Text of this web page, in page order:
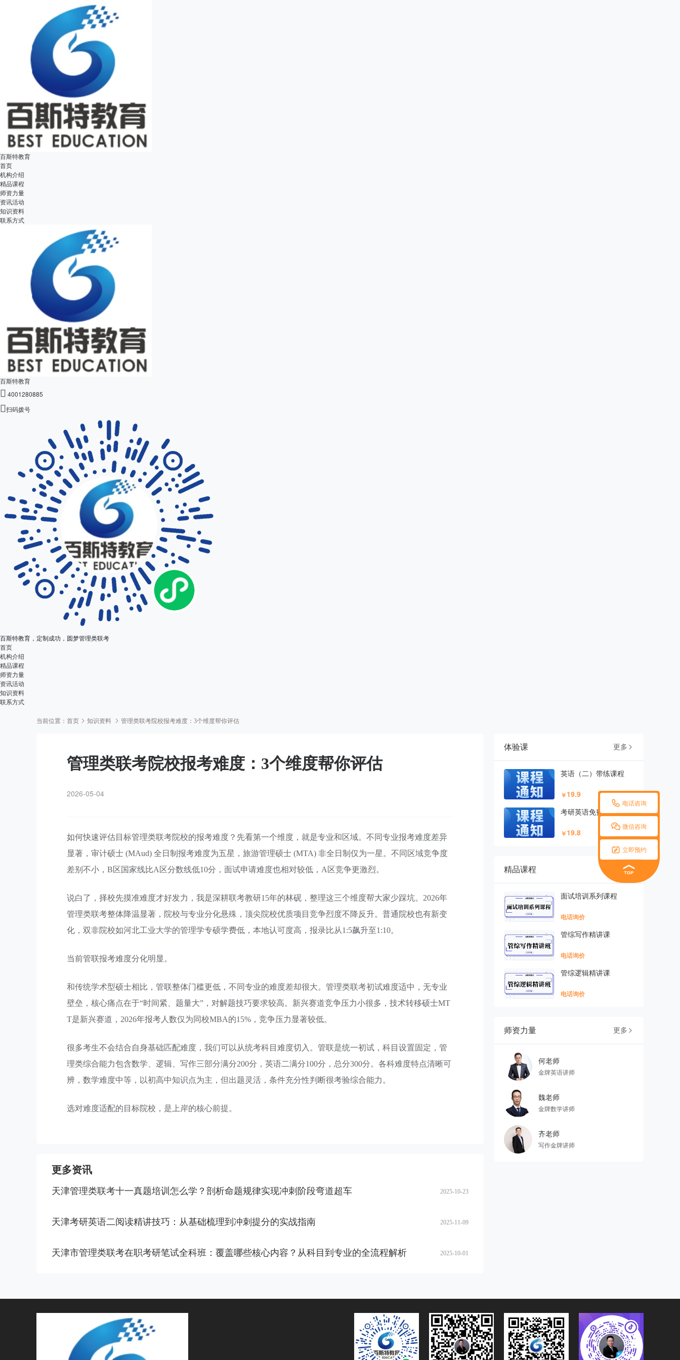
百斯特教育
首页
机构介绍
精品课程
师资力量
资讯活动
知识资料
联系方式
百斯特教育
 4001280885
扫码拨号
百斯特教育，定制成功，圆梦管理类联考
首页
机构介绍
精品课程
师资力量
资讯活动
知识资料
联系方式
 电话咨询
 微信咨询
 立即预约
当前位置： 首页 知识资料 管理类联考院校报考难度：3个维度帮你评估
管理类联考院校报考难度：3个维度帮你评估
2026-05-04
如何快速评估目标管理类联考院校的报考难度？先看第一个维度，就是专业和区域。不同专业报考难度差异
显著，审计硕士 (MAud) 全日制报考难度为五星，旅游管理硕士 (MTA) 非全日制仅为一星。不同区域竞争度
差别不小，B区国家线比A区分数线低10分，面试申请难度也相对较低，A区竞争更激烈。
说白了，择校先摸准难度才好发力，我是深耕联考教研15年的林砚，整理这三个维度帮大家少踩坑。2026年
管理类联考整体降温显著，院校与专业分化悬殊，顶尖院校优质项目竞争烈度不降反升。普通院校也有新变
化，双非院校如河北工业大学的管理学专硕学费低，本地认可度高，报录比从1:5飙升至1:10。
当前管联报考难度分化明显。
和传统学术型硕士相比，管联整体门槛更低，不同专业的难度差却很大。管理类联考初试难度适中，无专业
壁垒，核心痛点在于“时间紧、题量大”，对解题技巧要求较高。新兴赛道竞争压力小很多，技术转移硕士MT
T是新兴赛道，2026年报考人数仅为同校MBA的15%，竞争压力显著较低。
很多考生不会结合自身基础匹配难度，我们可以从统考科目难度切入。管联是统一初试，科目设置固定，管
理类综合能力包含数学、逻辑、写作三部分满分200分，英语二满分100分，总分300分。各科难度特点清晰可
辨，数学难度中等，以初高中知识点为主，但出题灵活，条件充分性判断很考验综合能力。
选对难度适配的目标院校，是上岸的核心前提。
更多资讯
天津管理类联考十一真题培训怎么学？剖析命题规律实现冲刺阶段弯道超车 2025-10-23
天津考研英语二阅读精讲技巧：从基础梳理到冲刺提分的实战指南 2025-11-09
天津市管理类联考在职考研笔试全科班：覆盖哪些核心内容？从科目到专业的全流程解析 2025-10-01
体验课 更多 
英语（二）带练课程
￥19.9
考研英语免费试听课
￥19.8
精品课程 更多
面试培训系列课程
电话询价
管综写作精讲课
电话询价
管综逻辑精讲课
电话询价
师资力量 更多 
何老师
金牌英语讲师
魏老师
金牌数学讲师
齐老师
写作金牌讲师